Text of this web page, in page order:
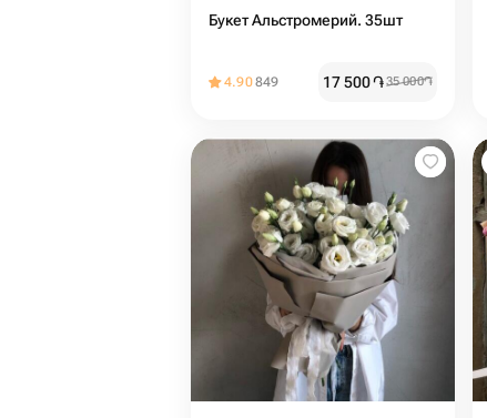
Букет Альстромерий. 35шт
4.90849 17 500֏35 000֏